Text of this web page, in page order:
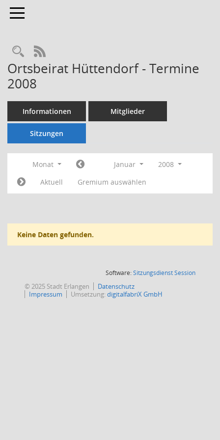
Toggle navigation
Rechercheauswahl
RSS-Feed
Ortsbeirat Hüttendorf - Termine
2008
Informationen Mitglieder
Sitzungen
Monat Januar
2008
Aktuell
Gremium auswählen
Keine Daten gefunden.
Software:SitzungsdienstSession(Wird in
© 2025 Stadt Erlangen
Datenschutz
Impressum
Umsetzung:digitalfabriX GmbH